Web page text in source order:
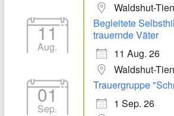
Waldshut-
11
Aug.
Begleitete
trauernde Väter
11 Aug. 26
Waldshut-
01
Sep.
Trauergruppe
1 Sep. 26